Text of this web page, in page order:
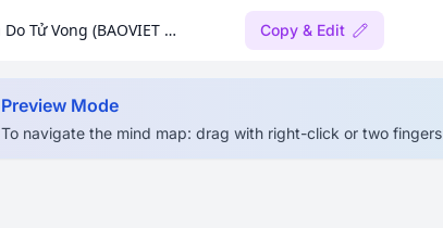
Sản Phẩm Bảo Hiểm Hỗ Trợ Đóng Phí Bảo Hiểm Do Tử Vong (BAOVIET Life) Copy & Edit
Preview Mode
To navigate the mind map: drag with right-click or two fingers